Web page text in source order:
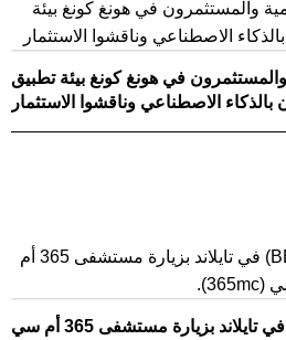
في هونغ كونغ بيئة تطبيق
الاصطناعي وناقشوا الاستثمار
قام مدير عيادة بي بي (BB) في تايلاند بزيارة مستشفى 365 أم سي